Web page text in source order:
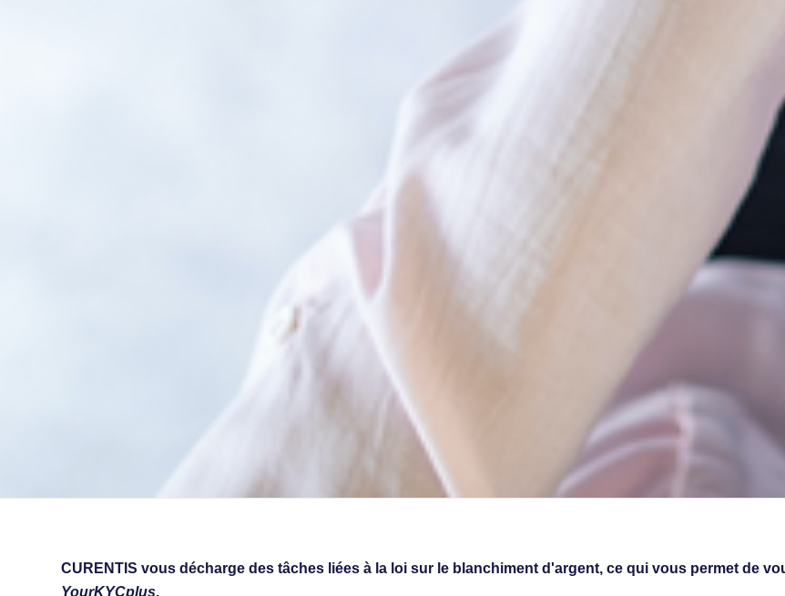
CURENTIS vous décharge des tâches liées à la loi sur le blanchiment d'argent, ce qui vous permet de
YourKYCplus.